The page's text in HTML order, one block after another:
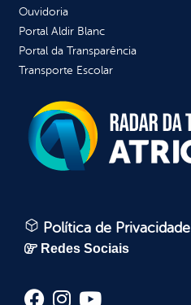
Ouvidoria
Portal Aldir Blanc
Portal da Transparência
Transporte Escolar
Política de Privacidade
Redes Sociais